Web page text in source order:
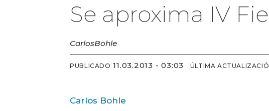
Se aproxima IV
CarlosBohle
PUBLICADO 11.03.2013 - 03:03 ÚLTIMA
Carlos Bohle